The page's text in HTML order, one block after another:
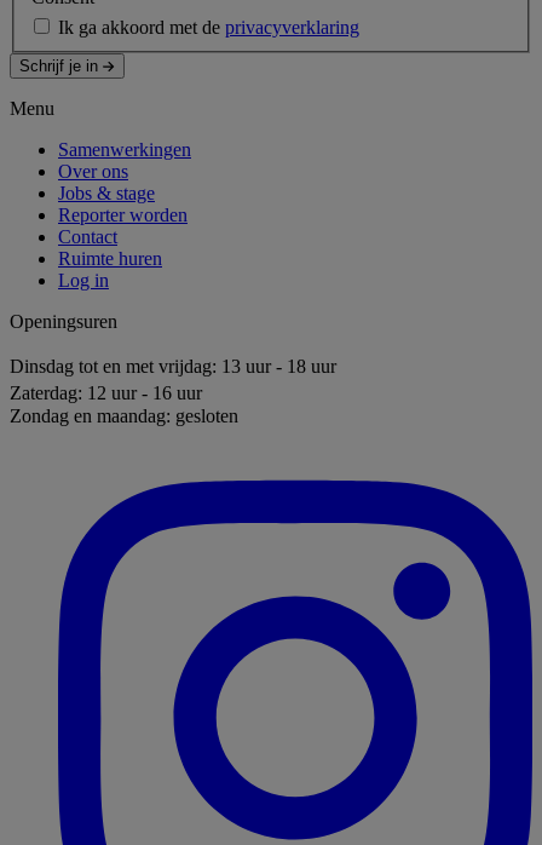
Ik ga akkoord met de privacyverklaring
Schrijf je in
Menu
Samenwerkingen
Over ons
Jobs & stage
Reporter worden
Contact
Ruimte huren
Log in
Openingsuren
Dinsdag tot en met vrijdag: 13 uur - 18 uur
Zaterdag: 12 uur - 16 uur
Zondag en maandag: gesloten